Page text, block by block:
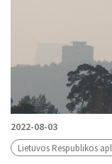
2022-08-03
Lietuvos Respublikos